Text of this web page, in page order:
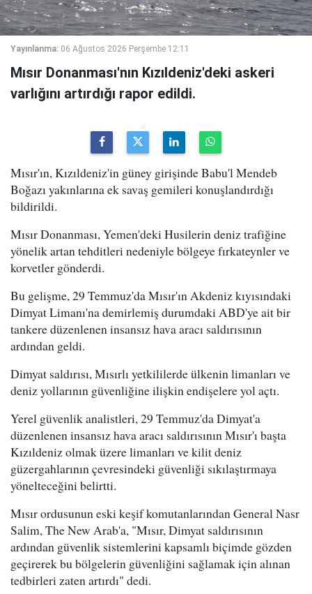
Yayınlanma: 06 Ağustos 2026 Perşembe 12:11
Mısır Donanması'nın Kızıldeniz'deki askeri
varlığını artırdığı rapor edildi.
Mısır'ın, Kızıldeniz'in güney girişinde Babu'l Mendeb
Boğazı yakınlarına ek savaş gemileri konuşlandırdığı
bildirildi.
Mısır Donanması, Yemen'deki Husilerin deniz trafiğine
yönelik artan tehditleri nedeniyle bölgeye fırkateynler ve
korvetler gönderdi.
Bu gelişme, 29 Temmuz'da Mısır'ın Akdeniz kıyısındaki
Dimyat Limanı'na demirlemiş durumdaki ABD'ye ait bir
tankere düzenlenen insansız hava aracı saldırısının
ardından geldi.
Dimyat saldırısı, Mısırlı yetkililerde ülkenin limanları ve
deniz yollarının güvenliğine ilişkin endişelere yol açtı.
Yerel güvenlik analistleri, 29 Temmuz'da Dimyat'a
düzenlenen insansız hava aracı saldırısının Mısır'ı başta
Kızıldeniz olmak üzere limanları ve kilit deniz
güzergahlarının çevresindeki güvenliği sıkılaştırmaya
yönelteceğini belirtti.
Mısır ordusunun eski keşif komutanlarından General Nasr
Salim, The New Arab'a, "Mısır, Dimyat saldırısının
ardından güvenlik sistemlerini kapsamlı biçimde gözden
geçirerek bu bölgelerin güvenliğini sağlamak için alınan
tedbirleri zaten artırdı" dedi.